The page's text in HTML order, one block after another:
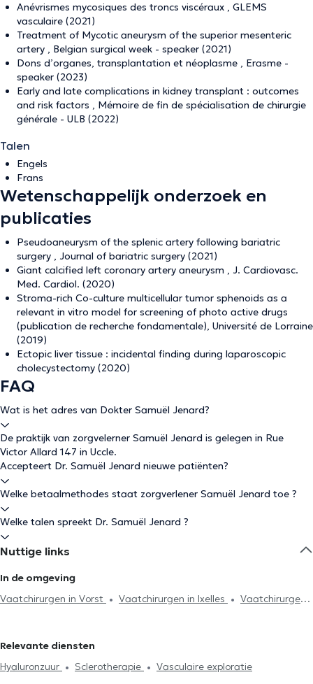
Anévrismes mycosiques des troncs viscéraux , GLEMS
vasculaire (2021)
Treatment of Mycotic aneurysm of the superior mesenteric
artery , Belgian surgical week - speaker (2021)
Dons d’organes, transplantation et néoplasme , Erasme -
speaker (2023)
Early and late complications in kidney transplant : outcomes
and risk factors , Mémoire de fin de spécialisation de chirurgie
générale - ULB (2022)
Talen
Engels
Frans
Wetenschappelijk onderzoek en
publicaties
Pseudoaneurysm of the splenic artery following bariatric
surgery , Journal of bariatric surgery (2021)
Giant calcified left coronary artery aneurysm , J. Cardiovasc.
Med. Cardiol. (2020)
Stroma-rich Co-culture multicellular tumor sphenoids as a
relevant in vitro model for screening of photo active drugs
(publication de recherche fondamentale), Université de Lorraine
(2019)
Ectopic liver tissue : incidental finding during laparoscopic
cholecystectomy (2020)
FAQ
Wat is het adres van Dokter Samuël Jenard?
De praktijk van zorgvelerner Samuël Jenard is gelegen in Rue
Victor Allard 147 in Uccle.
Accepteert Dr. Samuël Jenard nieuwe patiënten?
Welke betaalmethodes staat zorgverlener Samuël Jenard toe ?
Welke talen spreekt Dr. Samuël Jenard ?
Nuttige links
In de omgeving
Vaatchirurgen in Vorst
Vaatchirurgen in Ixelles
Vaatchirurgen
Agatha-Berchem
Vaatchirurgen in Woluwe-Saint-Lambert
Vaatchirurgen in Waterloo
Vaatchirurgen in Woluwe-Saint-Pierre
Relevante diensten
Hyaluronzuur
Sclerotherapie Vasculaire exploratie